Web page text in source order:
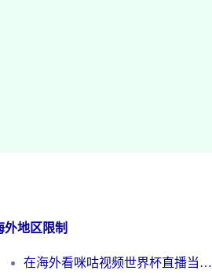
外地区限制
在海外看咪咕视频世界杯直播当前IP受限制？这篇指南帮你搞定所有体育赛事观看难题